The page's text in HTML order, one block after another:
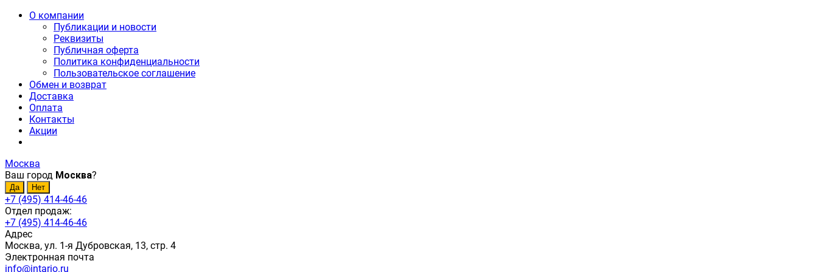
О компании
Публикации и новости
Реквизиты
Публичная оферта
Политика конфиденциальности
Пользовательское соглашение
Обмен и возврат
Доставка
Оплата
Контакты
Акции
Москва
Ваш город Москва?
+7 (495) 414-46-46
Отдел продаж:
+7 (495) 414-46-46
Адрес
Москва, ул. 1-я Дубровская, 13, стр. 4
Электронная почта
info@intario.ru